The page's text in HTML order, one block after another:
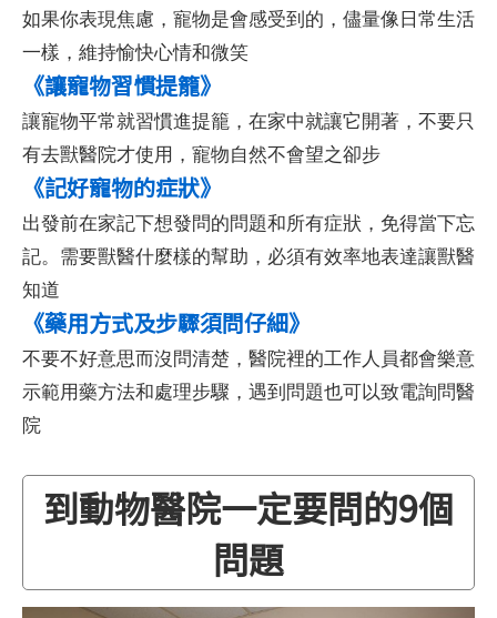
如果你表現焦慮，寵物是會感受到的，儘量像日常生活
一樣，維持愉快心情和微笑
《讓寵物習慣提籠》
讓寵物平常就習慣進提籠，在家中就讓它開著，不要只
有去獸醫院才使用，寵物自然不會望之卻步
《記好寵物的症狀》
出發前在家記下想發問的問題和所有症狀，免得當下忘
記。需要獸醫什麼樣的幫助，必須有效率地表達讓獸醫
知道
《藥用方式及步驟須問仔細》
不要不好意思而沒問清楚，醫院裡的工作人員都會樂意
示範用藥方法和處理步驟，遇到問題也可以致電詢問醫
院
到動物醫院一定要問的9個
問題